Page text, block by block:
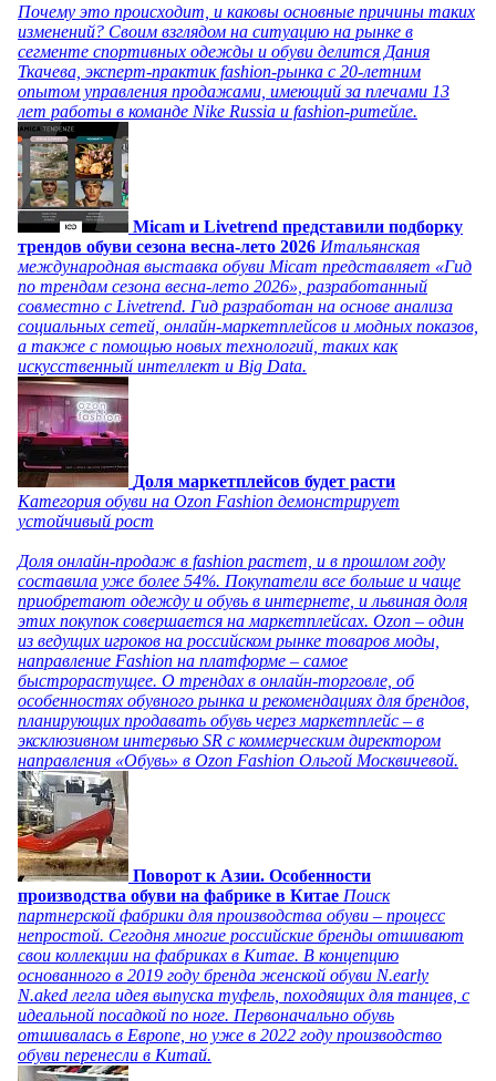
Почему это происходит, и каковы основные причины таких
изменений? Своим взглядом на ситуацию на рынке в
сегменте спортивных одежды и обуви делится Дания
Ткачева, эксперт-практик fashion-рынка с 20-летним
опытом управления продажами, имеющий за плечами 13
лет работы в команде Nike Russia и fashion-ритейле.
Micam и Livetrend представили подборку
трендов обуви сезона весна-лето 2026 Итальянская
международная выставка обуви Micam представляет «Гид
по трендам сезона весна-лето 2026», разработанный
совместно с Livetrend. Гид разработан на основе анализа
социальных сетей, онлайн-маркетплейсов и модных показов,
а также с помощью новых технологий, таких как
искусственный интеллект и Big Data.
Доля маркетплейсов будет расти
Категория обуви на Ozon Fashion демонстрирует
устойчивый рост
Доля онлайн-продаж в fashion растет, и в прошлом году
составила уже более 54%. Покупатели все больше и чаще
приобретают одежду и обувь в интернете, и львиная доля
этих покупок совершается на маркетплейсах. Ozon – один
из ведущих игроков на российском рынке товаров моды,
направление Fashion на платформе – самое
быстрорастущее. О трендах в онлайн-торговле, об
особенностях обувного рынка и рекомендациях для брендов,
планирующих продавать обувь через маркетплейс – в
эксклюзивном интервью SR с коммерческим директором
направления «Обувь» в Ozon Fashion Ольгой Москвичевой.
Поворот к Азии. Особенности
производства обуви на фабрике в Китае Поиск
партнерской фабрики для производства обуви – процесс
непростой. Сегодня многие российские бренды отшивают
свои коллекции на фабриках в Китае. В концепцию
основанного в 2019 году бренда женской обуви N.early
N.aked легла идея выпуска туфель, походящих для танцев, с
идеальной посадкой по ноге. Первоначально обувь
отшивалась в Европе, но уже в 2022 году производство
обуви перенесли в Китай.